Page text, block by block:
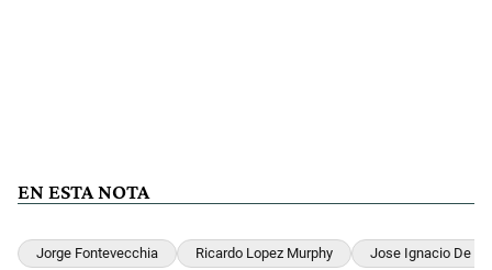
EN ESTA NOTA
Jorge Fontevecchia Ricardo Lopez Murphy Jose Ignacio De